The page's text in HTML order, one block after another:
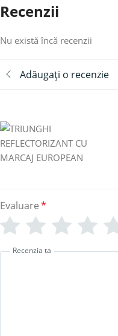
Recenzii
Nu există încă recenzii
Adăugați o recenzie
Evaluare*
Recenzia ta